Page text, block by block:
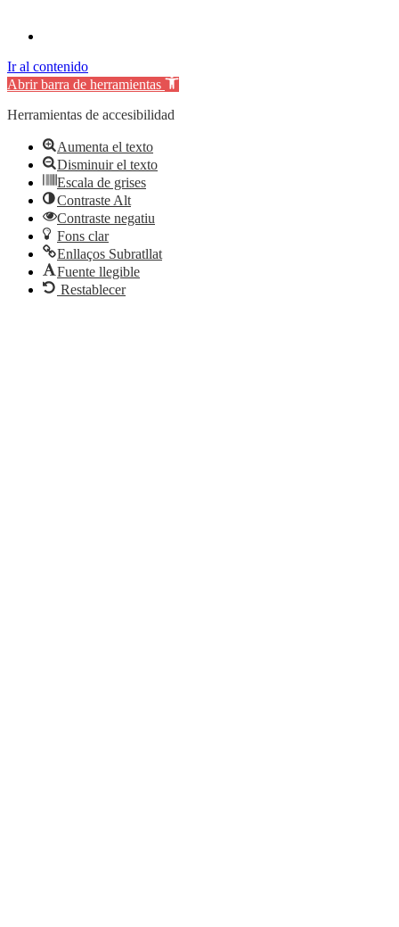
Ir al contenido
Abrir barra de herramientas
Herramientas de accesibilidad
Aumenta el texto
Disminuir el texto
Escala de grises
Contraste Alt
Contraste negatiu
Fons clar
Enllaços Subratllat
Fuente llegible
Restablecer